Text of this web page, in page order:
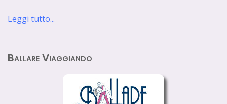
Leggi tutto...
Ballare Viaggiando